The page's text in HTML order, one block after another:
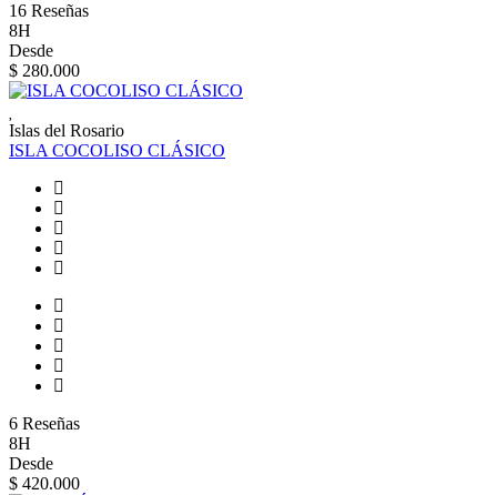
16 Reseñas
8H
Desde
$ 280.000
Islas del Rosario
ISLA COCOLISO CLÁSICO
6 Reseñas
8H
Desde
$ 420.000